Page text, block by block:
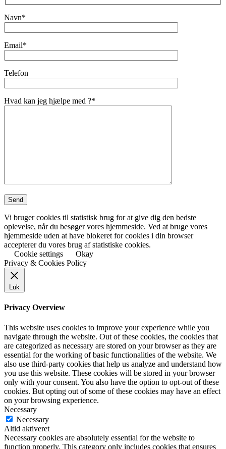
Navn*
Email*
Telefon
Hvad kan jeg hjælpe med ?*
Vi bruger cookies til statistisk brug for at give dig den bedste
oplevelse, når du besøger vores hjemmeside. Ved at bruge vores
hjemmeside uden at have blokeret for cookies i din browser
accepterer du vores brug af statistiske cookies.
Cookie settings
Okay
Privacy & Cookies Policy
Luk
Privacy Overview
This website uses cookies to improve your experience while you
navigate through the website. Out of these cookies, the cookies that
are categorized as necessary are stored on your browser as they are
essential for the working of basic functionalities of the website. We
also use third-party cookies that help us analyze and understand how
you use this website. These cookies will be stored in your browser
only with your consent. You also have the option to opt-out of these
cookies. But opting out of some of these cookies may have an effect
on your browsing experience.
Necessary
Necessary
Altid aktiveret
Necessary cookies are absolutely essential for the website to
function properly. This category only includes cookies that ensures